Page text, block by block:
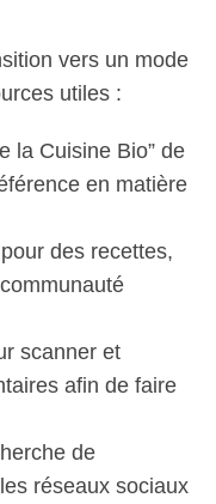
vers un mode
utiles :
la Cuisine Bio” de
en matière
des recettes,
scanner et
afin de faire
de
réseaux sociaux